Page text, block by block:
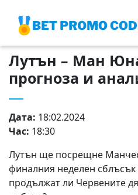
Лутън – Ман
прогноза и
Дата: 18:02.2024
Час: 18:30
Лутън ще посрещне
финалния неделен
продължат ли Червените